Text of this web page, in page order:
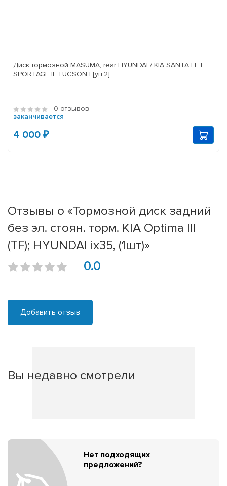
Диск тормозной MASUMA, rear HYUNDAI / KIA SANTA FE I,
SPORTAGE II, TUCSON I [уп.2]
0 отзывов
заканчивается
4 000 ₽
Отзывы о «Тормозной диск задний
без эл. стоян. торм. KIA Optima III
(TF); HYUNDAI ix35, (1шт)»
0.0
Добавить отзыв
Вы недавно смотрели
Нет подходящих
предложений?